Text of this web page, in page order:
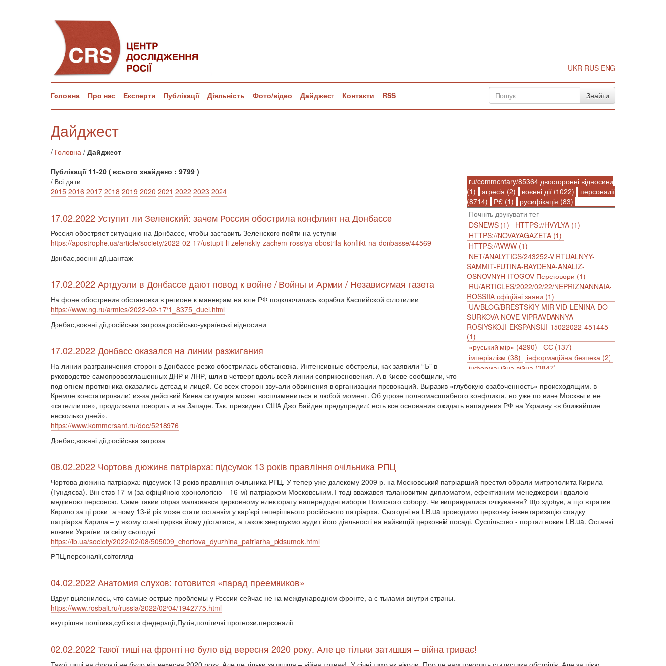
UKR RUS ENG
Головна Про нас Експерти Публікації Діяльність Фото/відео Дайджест Контакти RSS
Дайджест
/ Головна / Дайджест
Публікації 11-20 ( всього знайдено : 9799 )
ru/commentary/85364 двосторонні відносини
(1)
агресія (2) воєнні дії (1022)
персоналії
(8714)
РЄ (1) русифікація (83)
DSNEWS (1)
HTTPS://HVYLYA (1)
HTTPS://NOVAYAGAZETA (1)
HTTPS://WWW (1)
NET/ANALYTICS/243252-VIRTUALNYY-
SAMMIT-PUTINA-BAYDENA-ANALIZ-
OSNOVNYH-ITOGOV Переговори (1)
RU/ARTICLES/2022/02/22/NEPRIZNANNAIA-
ROSSIIA офіційні заяви (1)
UA/BLOG/BRESTSKIY-MIR-VID-LENINA-DO-
SURKOVA-NOVE-VIPRAVDANNYA-
ROSIYSKOJI-EKSPANSIJI-15022022-451445
(1)
«руський мір» (4290)
ЄС (137)
імперіалізм (38)
інформаційна безпека (2)
інформаційна війна (3847)
інцидент (1246) іслам (510) історія (4811)
антиамериканізм (1188) антисемітизм (1)
АРК (7225) Афганістан (14) біженці (126)
внутрішня політика (9225)
воєнно-політичні прогнози (4976)
воєнно-політичні прогнози (1)
восторонні відносини (1) ВПК (2634)
врегулювання (2782)
двосторонні відносини (13789)
/ Всі дати
2015 2016 2017 2018 2019 2020 2021 2022 2023 2024
17.02.2022 Уступит ли Зеленский: зачем Россия обострила конфликт на Донбассе
Россия обостряет ситуацию на Донбассе, чтобы заставить Зеленского пойти на уступки
https://apostrophe.ua/article/society/2022-02-17/ustupit-li-zelenskiy-zachem-rossiya-obostrila-konflikt-na-donbasse/44569
Донбас,воєнні дії,шантаж
17.02.2022 Артдуэли в Донбассе дают повод к войне / Войны и Армии / Независимая газета
На фоне обострения обстановки в регионе к маневрам на юге РФ подключились корабли Каспийской флотилии
https://www.ng.ru/armies/2022-02-17/1_8375_duel.html
Донбас,воєнні дії,російська загроза,російсько-українські відносини
17.02.2022 Донбасс оказался на линии разжигания
На линии разграничения сторон в Донбассе резко обострилась обстановка. Интенсивные обстрелы, как заявили “Ъ” в
руководстве самопровозглашенных ДНР и ЛНР, шли в четверг вдоль всей линии соприкосновения. А в Киеве сообщили, что
под огнем противника оказались детсад и лицей. Со всех сторон звучали обвинения в организации провокаций. Выразив «глубокую озабоченность» происходящим, в
Кремле констатировали: из-за действий Киева ситуация может воспламениться в любой момент. Об угрозе полномасштабного конфликта, но уже по вине Москвы и ее
«сателлитов», продолжали говорить и на Западе. Так, президент США Джо Байден предупредил: есть все основания ожидать нападения РФ на Украину «в ближайшие
несколько дней».
https://www.kommersant.ru/doc/5218976
Донбас,воєнні дії,російська загроза
08.02.2022 Чортова дюжина патріарха: підсумок 13 років правління очільника РПЦ
Чортова дюжина патріарха: підсумок 13 років правління очільника РПЦ. У тепер уже далекому 2009 р. на Московський патріарший престол обрали митрополита Кирила
(Гундяєва). Він став 17-м (за офіційною хронологією – 16-м) патріархом Московським. І тоді вважався талановитим дипломатом, ефективним менеджером і вдалою
медійною персоною. Саме такий образ малювався церковному електорату напередодні виборів Помісного собору. Чи виправдалися очікування? Що здобув, а що втратив
Кирило за ці роки та чому 13-й рік може стати останнім у кар’єрі теперішнього російського патріарха. Сьогодні на LB.ua проводимо церковну інвентаризацію спадку
патріарха Кирила – у якому стані церква йому дісталася, а також звершуємо аудит його діяльності на найвищій церковній посаді. Суспільство - портал новин LB.ua. Останні
новини України та світу сьогодні
https://lb.ua/society/2022/02/08/505009_chortova_dyuzhina_patriarha_pidsumok.html
РПЦ,персоналії,світогляд
04.02.2022 Анатомия слухов: готовится «парад преемников»
Вдруг выяснилось, что самые острые проблемы у России сейчас не на международном фронте, а с тылами внутри страны.
https://www.rosbalt.ru/russia/2022/02/04/1942775.html
внутрішня політика,суб’єкти федерації,Путін,політичні прогнози,персоналії
02.02.2022 Такої тиші на фронті не було від вересня 2020 року. Але це тільки затишшя – війна триває!
Такої тиші на фронті не було від вересня 2020 року. Але це тільки затишшя – війна триває!. У січні тихо як ніколи. Про це нам говорить статистика обстрілів. Але за цією